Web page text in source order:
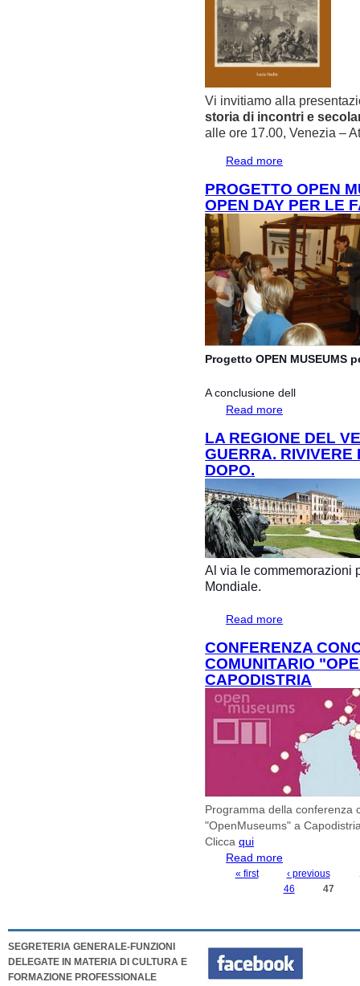
Vi invitiamo alla
storia di incontri e
alle ore 17.00, Venezia –
Read more
PROGETTO OPEN
OPEN DAY PER LE
Progetto OPEN MUSEUMS
A conclusione dell
Read more
LA REGIONE DEL
GUERRA. RIVIVERE
DOPO.
Al via le commemorazioni
Mondiale.
Read more
CONFERENZA
COMUNITARIO
CAPODISTRIA
Programma della conferenza
"OpenMuseums" a
Cliccaqui
Read more
"OpenMuseums
« first ‹ previous
46
47
SEGRETERIA GENERALE-FUNZIONI
DELEGATE IN MATERIA DI CULTURA E
FORMAZIONE PROFESSIONALE